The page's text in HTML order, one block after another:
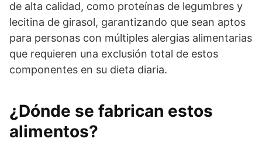
de alta calidad, como proteínas de legumbres y
lecitina de girasol, garantizando que sean aptos
para personas con múltiples alergias alimentarias
que requieren una exclusión total de estos
componentes en su dieta diaria.
¿Dónde se fabrican estos
alimentos?